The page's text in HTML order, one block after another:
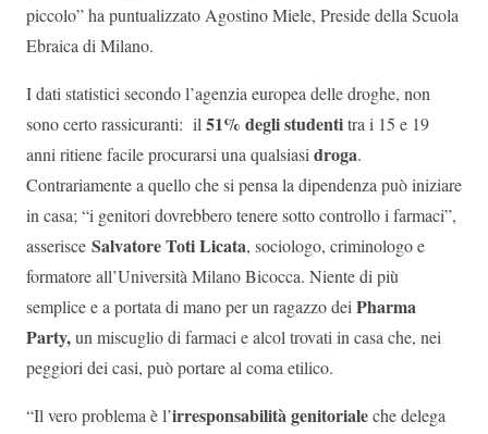
piccolo” ha puntualizzato Agostino Miele, Preside della Scuola
Ebraica di Milano.
I dati statistici secondo l’agenzia europea delle droghe, non
sono certo rassicuranti: il51% degli studentitra i 15 e 19
anni ritiene facile procurarsi una qualsiasidroga.
Contrariamente a quello che si pensa la dipendenza può iniziare
in casa; “i genitori dovrebbero tenere sotto controllo i farmaci”,
asserisce Salvatore Toti Licata, sociologo, criminologo e
formatore all’Università Milano Bicocca. Niente di più
semplice e a portata di mano per un ragazzo deiPharma
Party,un miscuglio di farmaci e alcol trovati in casa che, nei
peggiori dei casi, può portare al coma etilico.
“Il vero problema è l’irresponsabilità genitorialeche delega